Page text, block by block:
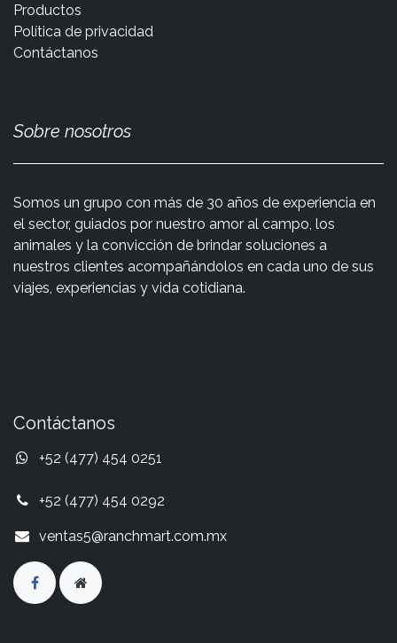
Productos
Política de privacidad
Contáctanos
Sobre nosotros
Somos un grupo con más de 30 años de experiencia en
el sector, guiados por nuestro amor al campo, los
animales y la convicción de brindar soluciones a
nuestros clientes acompañándolos en cada uno de sus
viajes, experiencias y vida cotidiana.
Contáctanos
+52 (477) 454 0251
+52 (477) 454 0292
ventas5@ranchmart.com.mx